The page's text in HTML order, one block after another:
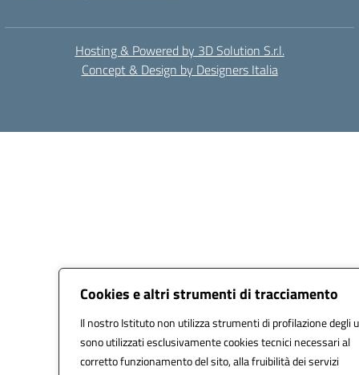
Cookies e altri strumenti di tracciamento
Il nostro Istituto non utilizza strumenti di profilazione degli
sono utilizzati esclusivamente cookies tecnici necessari al
corretto funzionamento del sito, alla fruibilità dei servizi
Hosting & Powered by 3D Solution S.r.l.
Concept & Design by Designers Italia